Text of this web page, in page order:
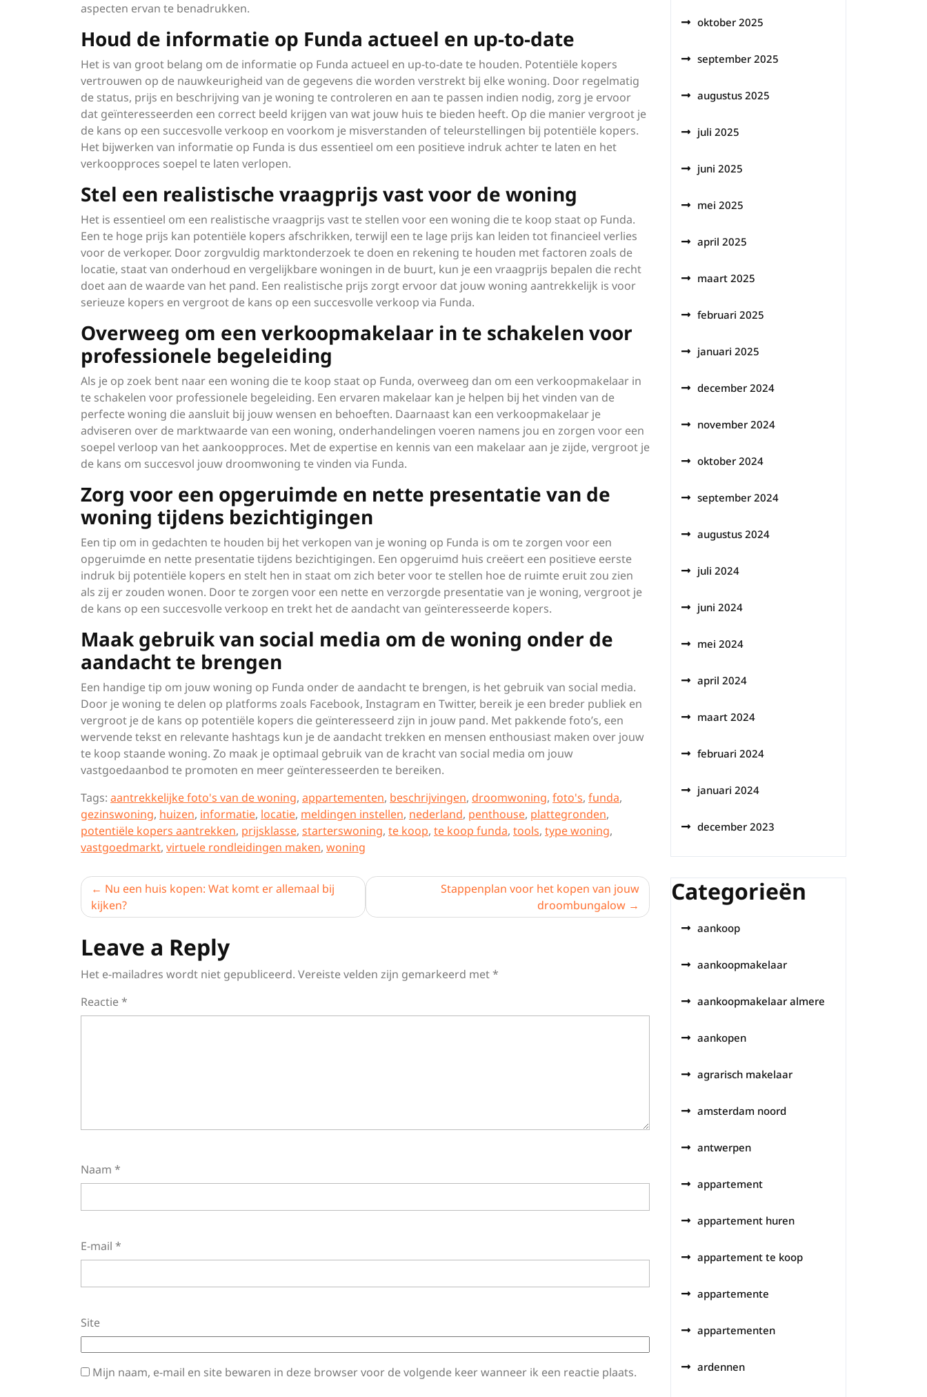
aspecten ervan te benadrukken.
Houd de informatie op Funda actueel en up-to-date
Het is van groot belang om de informatie op Funda actueel en up-to-date te houden. Potentiële kopers
vertrouwen op de nauwkeurigheid van de gegevens die worden verstrekt bij elke woning. Door regelmatig
de status, prijs en beschrijving van je woning te controleren en aan te passen indien nodig, zorg je ervoor
dat geïnteresseerden een correct beeld krijgen van wat jouw huis te bieden heeft. Op die manier vergroot je
de kans op een succesvolle verkoop en voorkom je misverstanden of teleurstellingen bij potentiële kopers.
Het bijwerken van informatie op Funda is dus essentieel om een positieve indruk achter te laten en het
verkoopproces soepel te laten verlopen.
Stel een realistische vraagprijs vast voor de woning
Het is essentieel om een realistische vraagprijs vast te stellen voor een woning die te koop staat op Funda.
Een te hoge prijs kan potentiële kopers afschrikken, terwijl een te lage prijs kan leiden tot financieel verlies
voor de verkoper. Door zorgvuldig marktonderzoek te doen en rekening te houden met factoren zoals de
locatie, staat van onderhoud en vergelijkbare woningen in de buurt, kun je een vraagprijs bepalen die recht
doet aan de waarde van het pand. Een realistische prijs zorgt ervoor dat jouw woning aantrekkelijk is voor
serieuze kopers en vergroot de kans op een succesvolle verkoop via Funda.
Overweeg om een verkoopmakelaar in te schakelen voor
professionele begeleiding
Als je op zoek bent naar een woning die te koop staat op Funda, overweeg dan om een verkoopmakelaar in
te schakelen voor professionele begeleiding. Een ervaren makelaar kan je helpen bij het vinden van de
perfecte woning die aansluit bij jouw wensen en behoeften. Daarnaast kan een verkoopmakelaar je
adviseren over de marktwaarde van een woning, onderhandelingen voeren namens jou en zorgen voor een
soepel verloop van het aankoopproces. Met de expertise en kennis van een makelaar aan je zijde, vergroot je
de kans om succesvol jouw droomwoning te vinden via Funda.
Zorg voor een opgeruimde en nette presentatie van de
woning tijdens bezichtigingen
Een tip om in gedachten te houden bij het verkopen van je woning op Funda is om te zorgen voor een
opgeruimde en nette presentatie tijdens bezichtigingen. Een opgeruimd huis creëert een positieve eerste
indruk bij potentiële kopers en stelt hen in staat om zich beter voor te stellen hoe de ruimte eruit zou zien
als zij er zouden wonen. Door te zorgen voor een nette en verzorgde presentatie van je woning, vergroot je
de kans op een succesvolle verkoop en trekt het de aandacht van geïnteresseerde kopers.
Maak gebruik van social media om de woning onder de
aandacht te brengen
Een handige tip om jouw woning op Funda onder de aandacht te brengen, is het gebruik van social media.
Door je woning te delen op platforms zoals Facebook, Instagram en Twitter, bereik je een breder publiek en
vergroot je de kans op potentiële kopers die geïnteresseerd zijn in jouw pand. Met pakkende foto’s, een
wervende tekst en relevante hashtags kun je de aandacht trekken en mensen enthousiast maken over jouw
te koop staande woning. Zo maak je optimaal gebruik van de kracht van social media om jouw
vastgoedaanbod te promoten en meer geïnteresseerden te bereiken.
Tags: aantrekkelijke foto's van de woning, appartementen, beschrijvingen, droomwoning, foto's, funda,
gezinswoning, huizen, informatie, locatie, meldingen instellen, nederland, penthouse, plattegronden,
potentiële kopers aantrekken, prijsklasse, starterswoning, te koop, te koop funda, tools, type woning,
vastgoedmarkt, virtuele rondleidingen maken, woning
Berichtnavigatie
Nu een huis kopen: Wat komt er allemaal bij
kijken?
Stappenplan voor het kopen van jouw
droombungalow
Leave a Reply
Het e-mailadres wordt niet gepubliceerd. Vereiste velden zijn gemarkeerd met*
Reactie*
Naam *
E-mail *
Site
Mijn naam, e-mail en site bewaren in deze browser voor de volgende keer wanneer ik een reactie plaats.
oktober 2025
september 2025
augustus 2025
juli 2025
juni 2025
mei 2025
april 2025
maart 2025
februari 2025
januari 2025
december 2024
november 2024
oktober 2024
september 2024
augustus 2024
juli 2024
juni 2024
mei 2024
april 2024
maart 2024
februari 2024
januari 2024
december 2023
Categorieën
aankoop
aankoopmakelaar
aankoopmakelaar almere
aankopen
agrarisch makelaar
amsterdam noord
antwerpen
appartement
appartement huren
appartement te koop
appartemente
appartementen
ardennen